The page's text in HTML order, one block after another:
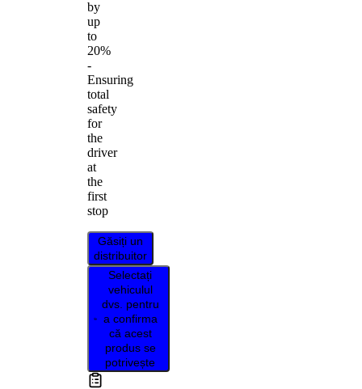
by
up
to
20%
-
Ensuring
total
safety
for
the
driver
at
the
first
stop
Găsiți un
distribuitor
Selectați
vehiculul
dvs. pentru
a confirma
că acest
produs se
potrivește